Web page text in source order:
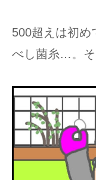
500超えは初
べし菌糸…。そ